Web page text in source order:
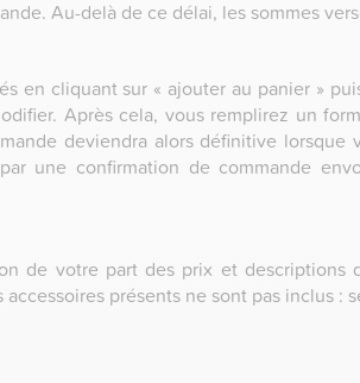
Au-delà de ce délai, les sommes
en cliquant sur « ajouter au panier »
Après cela, vous remplirez un
deviendra alors définitive
une confirmation de commande
de votre part des prix et
présents ne sont pas inclus